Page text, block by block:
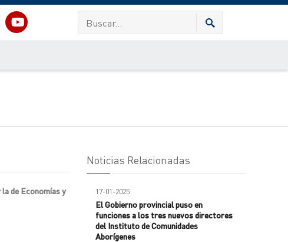
de Economías y
Noticias Relacionadas
17-01-2025
El Gobierno provincial puso en
funciones a los tres nuevos directores
del Instituto de Comunidades
Aborígenes